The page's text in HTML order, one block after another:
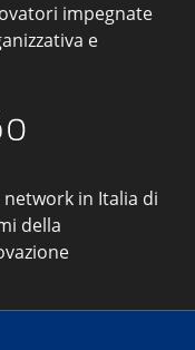
impegnate
e
in Italia di
della